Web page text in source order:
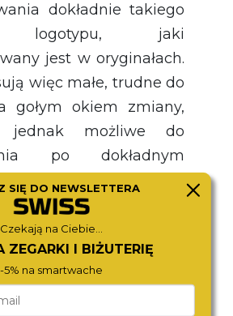
dokładnie takiego
logotypu, jaki
jest w oryginałach.
więc małe, trudne do
gołym okiem zmiany,
jednak możliwe do
po dokładnym
na opakowaniu, ale
to umieszczone
na tarczy czy
Najlepiej jako
logo wykorzystaj
SIĘ DO NEWSLETTERA
Czekają na Ciebie...
ZEGARKI I BIŻUTERIĘ
-5% na smartwache